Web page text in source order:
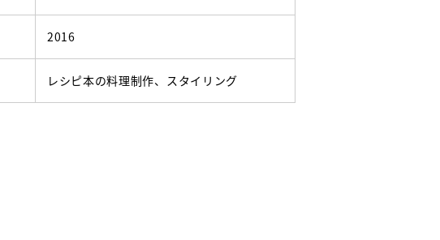
2016
レシピ本の料理制作、スタイリング